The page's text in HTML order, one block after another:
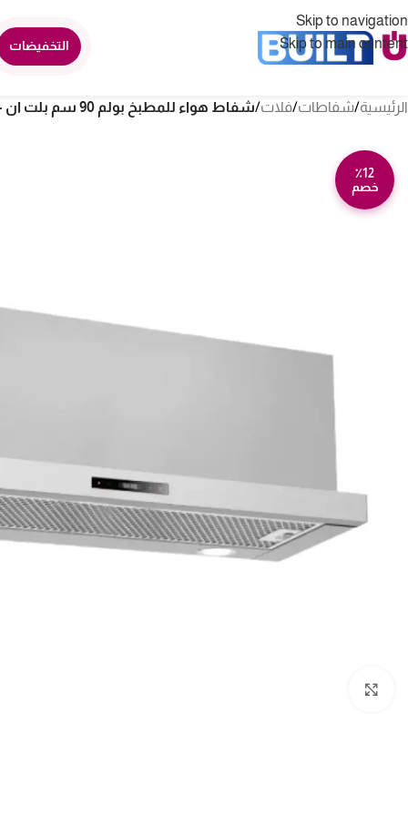
Skip to navigation
Skip to main content
التخفيضات
الرئيسية/شفاطات/فلات/شفاط هواء للمطبخ بولم 90 سم بلت ان – ستيل S3TOUCH-90
٪12
خصم